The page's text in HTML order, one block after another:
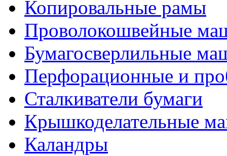
Копировальные рамы
Проволокошвейные
Бумагосверлильные
Перфорационные и
Сталкиватели бумаги
Крышкоделательные
Каландры